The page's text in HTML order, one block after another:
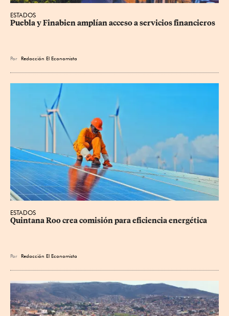
ESTADOS
Puebla y Finabien amplían acceso a servicios financieros
Por Redacción El Economista
ESTADOS
Quintana Roo crea comisión para eficiencia energética
Por Redacción El Economista